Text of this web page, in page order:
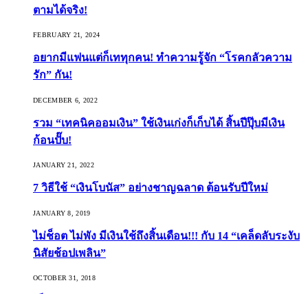
ตามได้จริง!
FEBRUARY 21, 2024
อยากมีแฟนแต่ก็เททุกคน! ทำความรู้จัก “โรคกลัวความ
รัก” กัน!
DECEMBER 6, 2022
รวม “เทคนิคออมเงิน” ใช้เงินเก่งก็เก็บได้ สิ้นปีปุ๊บมีเงิน
ก้อนปั๊บ!
JANUARY 21, 2022
7 วิธีใช้ “เงินโบนัส” อย่างชาญฉลาด ต้อนรับปีใหม่
JANUARY 8, 2019
ไม่ช็อต ไม่พัง มีเงินใช้ถึงสิ้นเดือน!!! กับ 14 “เคล็ดลับระงับ
นิสัยช้อปเพลิน”
OCTOBER 31, 2018